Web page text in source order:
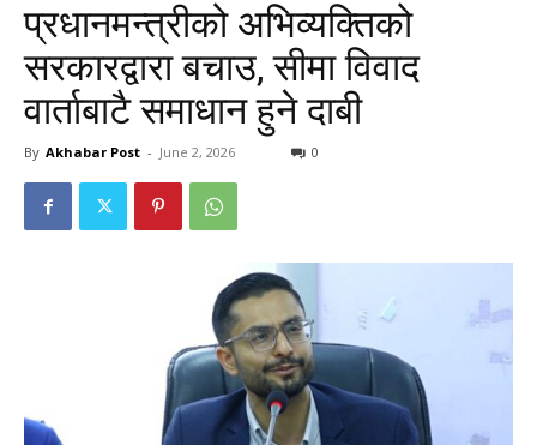
प्रधानमन्त्रीको अभिव्यक्तिको
सरकारद्वारा बचाउ, सीमा विवाद
वार्ताबाटै समाधान हुने दाबी
By Akhabar Post - June 2, 2026 0